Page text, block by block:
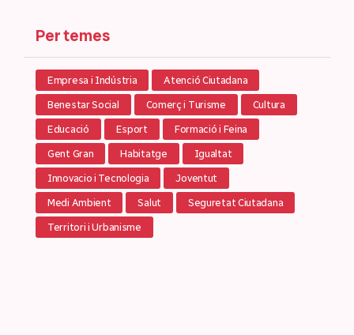
Per temes
Empresa i Indústria Atenció Ciutadana
Benestar Social Comerç i Turisme Cultura
Educació Esport Formació i Feina
Gent Gran Habitatge Igualtat
Innovacio i Tecnologia Joventut
Medi Ambient Salut Seguretat Ciutadana
Territori i Urbanisme